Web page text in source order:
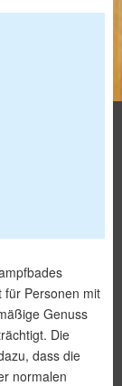
für Personen mit
Genuss
Die
dass die
normalen